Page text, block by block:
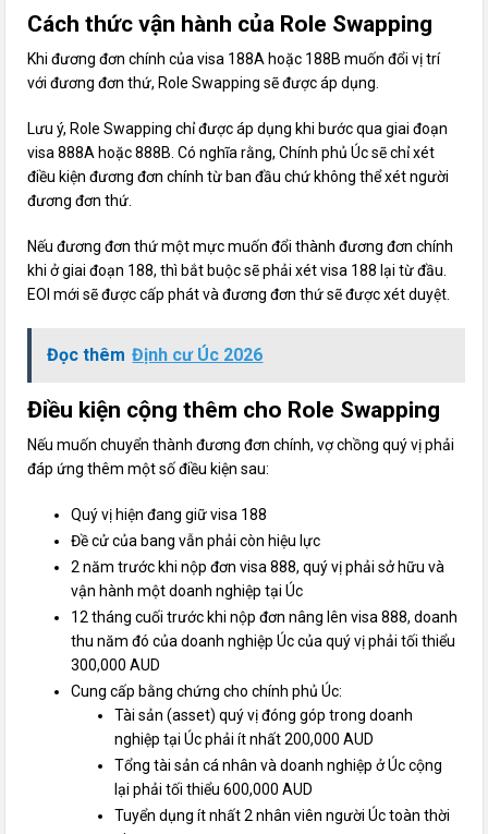
Cách thức vận hành của Role Swapping
Khi đương đơn chính của visa 188A hoặc 188B muốn đổi vị trí
với đương đơn thứ, Role Swapping sẽ được áp dụng.
Lưu ý, Role Swapping chỉ được áp dụng khi bước qua giai đoạn
visa 888A hoặc 888B. Có nghĩa rằng, Chính phủ Úc sẽ chỉ xét
điều kiện đương đơn chính từ ban đầu chứ không thể xét người
đương đơn thứ.
Nếu đương đơn thứ một mực muốn đổi thành đương đơn chính
khi ở giai đoạn 188, thì bắt buộc sẽ phải xét visa 188 lại từ đầu.
EOI mới sẽ được cấp phát và đương đơn thứ sẽ được xét duyệt.
Đọc thêm Định cư Úc 2026
Điều kiện cộng thêm cho Role Swapping
Nếu muốn chuyển thành đương đơn chính, vợ chồng quý vị phải
đáp ứng thêm một số điều kiện sau:
Quý vị hiện đang giữ visa 188
Đề cử của bang vẫn phải còn hiệu lực
2 năm trước khi nộp đơn visa 888, quý vị phải sở hữu và
vận hành một doanh nghiệp tại Úc
12 tháng cuối trước khi nộp đơn nâng lên visa 888, doanh
thu năm đó của doanh nghiệp Úc của quý vị phải tối thiểu
300,000 AUD
Cung cấp bằng chứng cho chính phủ Úc:
Tài sản (asset) quý vị đóng góp trong doanh
nghiệp tại Úc phải ít nhất 200,000 AUD
Tổng tài sản cá nhân và doanh nghiệp ở Úc cộng
lại phải tối thiểu 600,000 AUD
Tuyển dụng ít nhất 2 nhân viên người Úc toàn thời